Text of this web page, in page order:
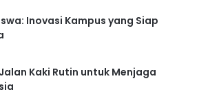
Inovasi Kampus yang Siap
Kaki Rutin untuk Menjaga